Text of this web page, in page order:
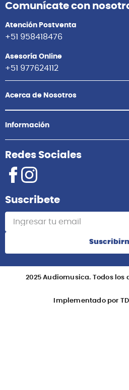
Comunícate con
Atención Postventa
+51 958418476
Asesoría Online
+51 977624112
Acerca de Nosotros
Información
Redes Sociales
Suscribete
2025 Audiomusica. Todos los
Implementado por